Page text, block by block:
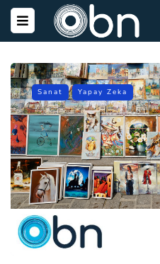
Sanat Yapay Zeka